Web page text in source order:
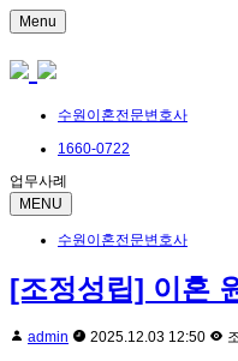
Menu
수원이혼전문변호사
1660-0722
업무사례
MENU
수원이혼전문변호사
[조정성립] 이혼
admin 2025.12.03 12:50